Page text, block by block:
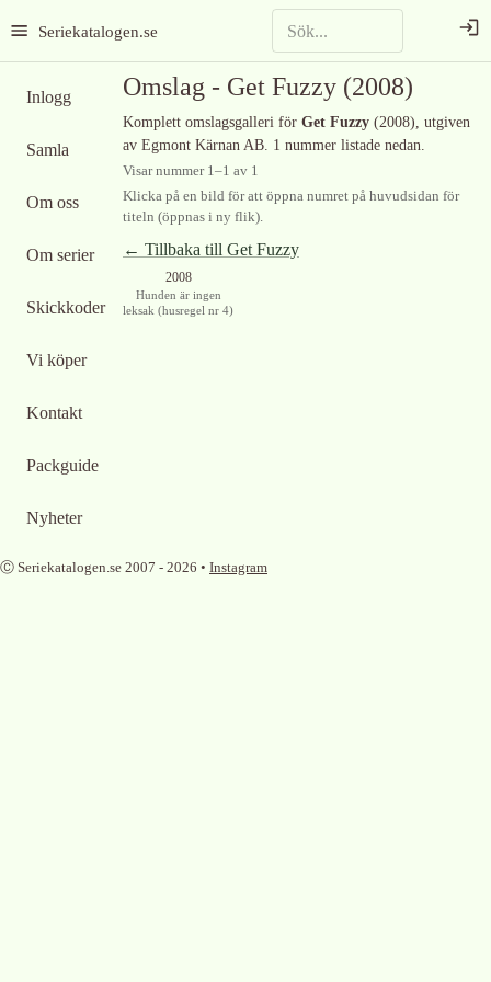
Seriekatalogen.se
Inlogg
Samla
Om oss
Om serier
Skickkoder
Vi köper
Kontakt
Packguide
Nyheter
Omslag - Get Fuzzy (2008)
Komplett omslagsgalleri för Get Fuzzy (2008), utgiven
av Egmont Kärnan AB. 1 nummer listade nedan.
Visar nummer 1–1 av 1
Klicka på en bild för att öppna numret på huvudsidan för
titeln (öppnas i ny flik).
← Tillbaka till Get Fuzzy
2008
Hunden är ingen
leksak (husregel nr 4)
Ⓒ Seriekatalogen.se 2007 - 2026 • Instagram